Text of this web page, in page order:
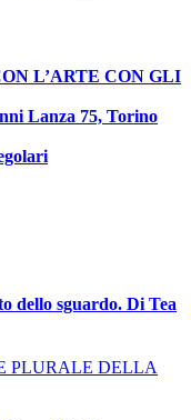
L’ARTE CON GLI
Lanza 75, Torino
dello sguardo. Di Tea
PLURALE DELLA